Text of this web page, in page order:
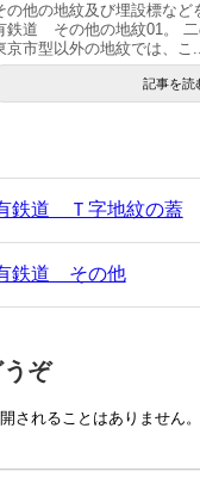
の他の地紋及び埋設標など
鉄道 その他の地紋01。 二
京市型以外の地紋では、こ
記事を読
鉄道 Ｔ字地紋の蓋
鉄道 その他
ぞ
されることはありません。